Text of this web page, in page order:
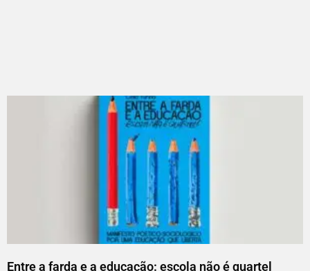
Entre a farda e a educação: escola não é quartel